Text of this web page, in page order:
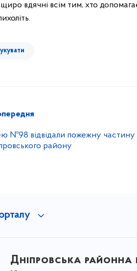
щиро вдячні всім тим, хто
№98 відвідали пожежну частину
району
Дніпровська районна